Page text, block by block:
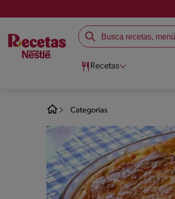
Recetas
Categorías